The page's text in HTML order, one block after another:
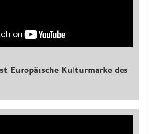
Europäische Kulturmarke des